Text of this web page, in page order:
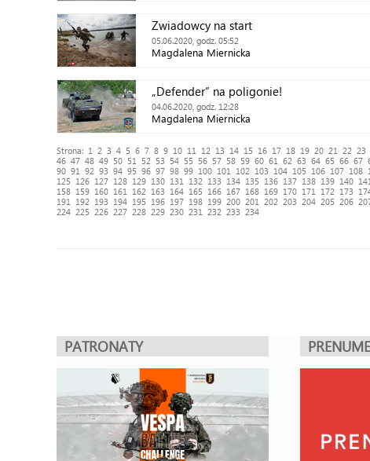
Zwiadowcy na start
05.06.2020, godz. 05:52
Magdalena Miernicka
„Defender” na poligonie!
04.06.2020, godz. 12:28
Magdalena Miernicka
Strona: 1 2 3 4 5 6 7 8 9 10 11 12 13 14 15 16 17 18 19 20 21 22 23
46 47 48 49 50 51 52 53 54 55 56 57 58 59 60 61 62 63 64 65 66 67
90 91 92 93 94 95 96 97 98 99 100 101 102 103 104 105 106 107 108
125
126 127 128 129 130 131 132 133 134 135 136 137 138 139 140 141
158 159 160 161 162 163 164 165 166 167 168 169 170 171 172 173
191
192 193 194 195 196 197 198 199 200 201 202 203 204 205 206
224 225 226 227 228 229 230 231 232 233 234
PATRONATY